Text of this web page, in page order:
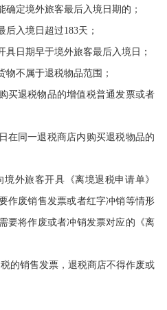
确定境外旅客最后入境日期的；
后入境日超过183天；
具日期早于境外旅客最后入境日；
物不属于退税物品范围；
买退税物品的增值税普通发票或者
在同一退税商店内购买退税物品的
境外旅客开具《离境退税申请单》
作废销售发票或者红字冲销等情形
要将作废或者冲销发票对应的《离
的销售发票，退税商店不得作废或